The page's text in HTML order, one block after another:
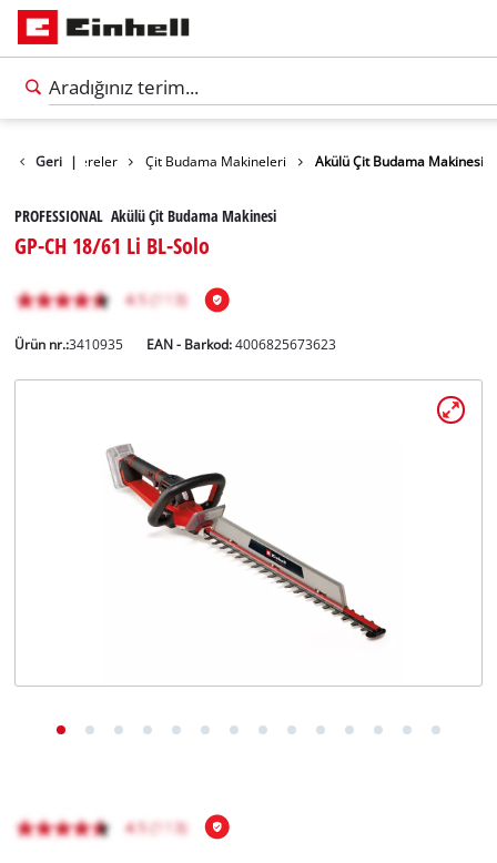
Geri |
/ Testereler Çit Budama Makineleri Akülü Çit Budama Makinesi
PROFESSIONAL Akülü Çit Budama Makinesi
GP-CH 18/61 Li BL-Solo
Ürün nr.:3410935 EAN - Barkod:4006825673623